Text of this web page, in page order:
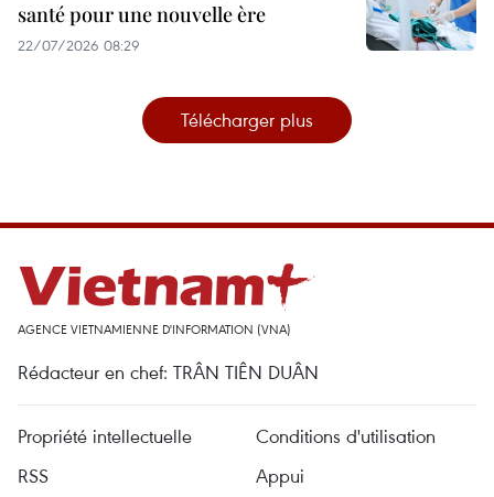
santé pour une nouvelle ère
22/07/2026 08:29
Télécharger plus
AGENCE VIETNAMIENNE D'INFORMATION (VNA)
Rédacteur en chef: TRÂN TIÊN DUÂN
Propriété intellectuelle
Conditions d'utilisation
RSS
Appui